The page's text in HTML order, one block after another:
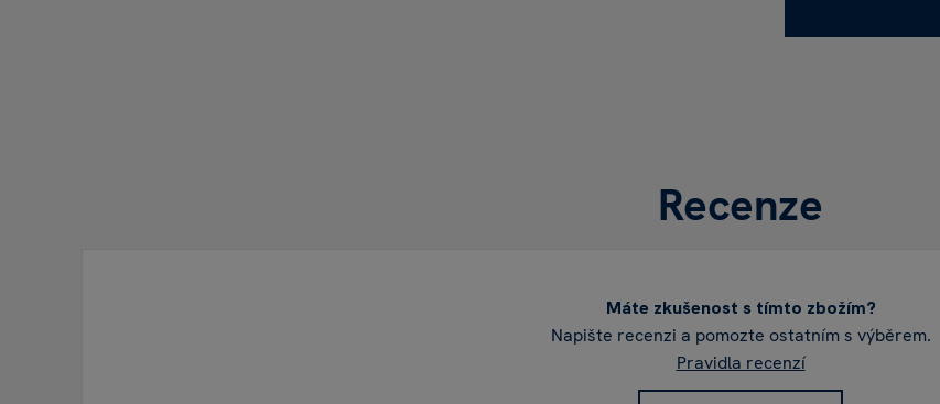
k tomu
Pozor na
udušení!
Elektřina,
Recenze
Máte zkušenost s tímto zbožím?
Napište recenzi a pomozte ostatním s výběrem.
Pravidla recenzí